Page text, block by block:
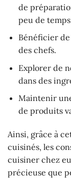
de
peu de
Bénéficier
des chefs.
Explorer de
dans des
Maintenir
de produits
Ainsi, grâce à
cuisinés, les
cuisiner chez
précieuse que